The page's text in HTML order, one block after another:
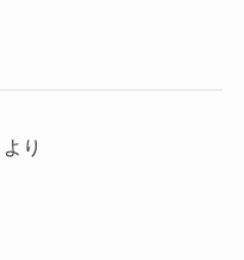
より